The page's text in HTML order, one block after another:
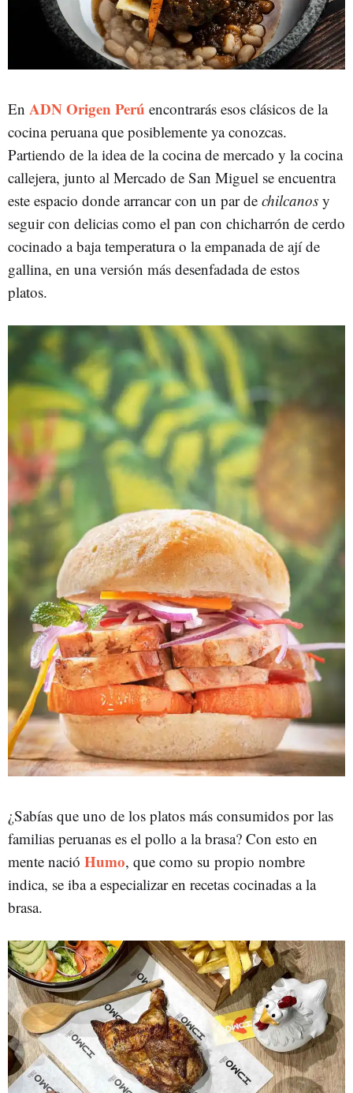
En ADN Origen Perú encontrarás esos clásicos de la
cocina peruana que posiblemente ya conozcas.
Partiendo de la idea de la cocina de mercado y la cocina
callejera, junto al Mercado de San Miguel se encuentra
este espacio donde arrancar con un par de chilcanos y
seguir con delicias como el pan con chicharrón de cerdo
cocinado a baja temperatura o la empanada de ají de
gallina, en una versión más desenfadada de estos
platos.
¿Sabías que uno de los platos más consumidos por las
familias peruanas es el pollo a la brasa? Con esto en
mente nació Humo, que como su propio nombre
indica, se iba a especializar en recetas cocinadas a la
brasa.